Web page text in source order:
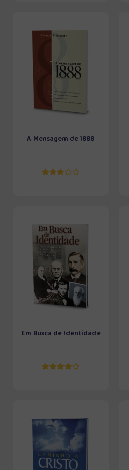
A Mensagem de 1888
Em Busca de Identidade